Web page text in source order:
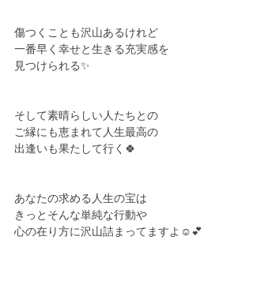
傷つくことも沢山あるけれど
一番早く幸せと生きる充実感を
見つけられる✨
そして素晴らしい人たちとの
ご縁にも恵まれて人生最高の
出逢いも果たして行く🍀
あなたの求める人生の宝は
きっとそんな単純な行動や
心の在り方に沢山詰まってますよ☺️💕